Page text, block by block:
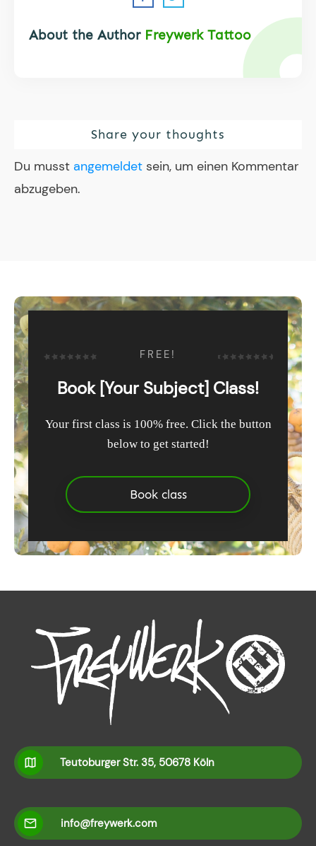
About the Author Freywerk Tattoo
Share your thoughts
Du musst angemeldet sein, um einen Kommentar
abzugeben.
FREE!
Book [Your Subject] Class!
Your first class is 100% free. Click the button
below to get started!
Book class
Teutoburger Str. 35, 50678 Köln
info@freywerk.com